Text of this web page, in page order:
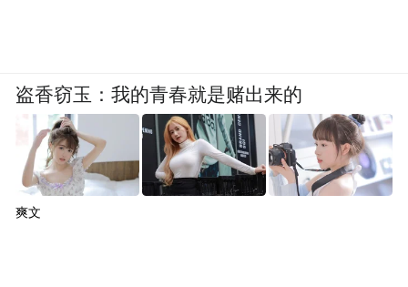
盗香窃玉：我的青春就是赌出来的
爽文